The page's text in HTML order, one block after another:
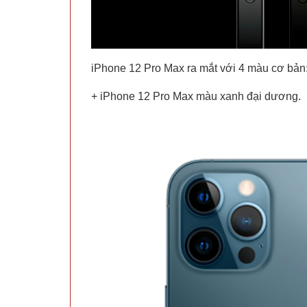
iPhone 12 Pro Max ra mắt với 4 màu cơ
+ iPhone 12 Pro Max màu xanh đại dương.